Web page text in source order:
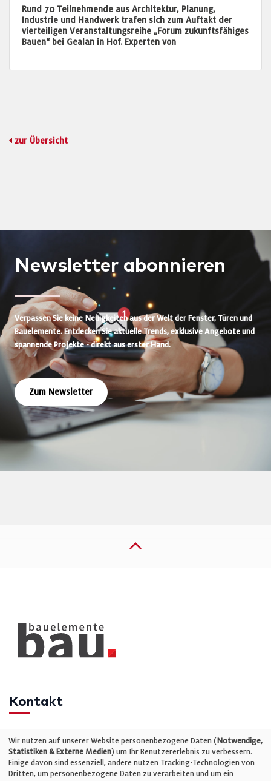
Rund 70 Teilnehmende aus Architektur, Planung,
Industrie und Handwerk trafen sich zum Auftakt der
vierteiligen Veranstaltungsreihe „Forum zukunftsfähiges
Bauen“ bei Gealan in Hof. Experten von
zur Übersicht
Newsletter abonnieren
Verpassen Sie keine Neuigkeiten aus der Welt der Fenster, Türen und
Bauelemente. Entdecken Sie aktuelle Trends, exklusive Angebote und
spannende Projekte - direkt aus erster Hand.
Zum Newsletter
Kontakt
Telefon: +49 (0)711 2585563-0
E-Mail:info@bauelemente-bau.eu
Wir nutzen auf unserer Website personenbezogene Daten (Notwendige,
Statistiken & Externe Medien) um Ihr Benutzererlebnis zu verbessern.
Einige davon sind essenziell, andere nutzen Tracking-Technologien von
Dritten, um personenbezogene Daten zu verarbeiten und um ein